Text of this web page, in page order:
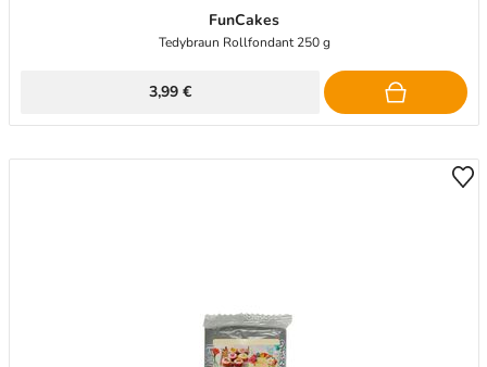
FunCakes
Tedybraun Rollfondant 250 g
3,99 €